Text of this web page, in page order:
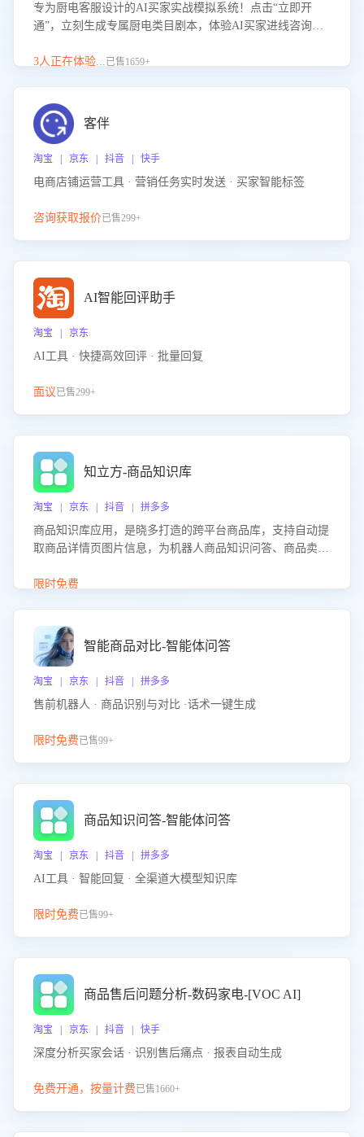
专为厨电客服设计的AI买家实战模拟系统！点击“立即开
通”，立刻生成专属厨电类目剧本，体验AI买家进线咨询真
实场景应对技巧！
3人正在体验...已售1659+
客伴
淘宝 | 京东 | 抖音 | 快手
电商店铺运营工具 · 营销任务实时发送 · 买家智能标签
咨询获取报价已售299+
AI智能回评助手
淘宝 | 京东
AI工具 · 快捷高效回评 · 批量回复
面议已售299+
知立方-商品知识库
淘宝 | 京东 | 抖音 | 拼多多
商品知识库应用，是晓多打造的跨平台商品库，支持自动提
取商品详情页图片信息，为机器人商品知识问答、商品卖点
限时免费
智能商品对比-智能体问答
淘宝 | 京东 | 抖音 | 拼多多
售前机器人 · 商品识别与对比 ·话术一键生成
限时免费已售99+
商品知识问答-智能体问答
淘宝 | 京东 | 抖音 | 拼多多
AI工具 · 智能回复 · 全渠道大模型知识库
限时免费已售99+
商品售后问题分析-数码家电-[VOC AI]
淘宝 | 京东 | 抖音 | 快手
深度分析买家会话 · 识别售后痛点 · 报表自动生成
免费开通，按量计费已售1660+